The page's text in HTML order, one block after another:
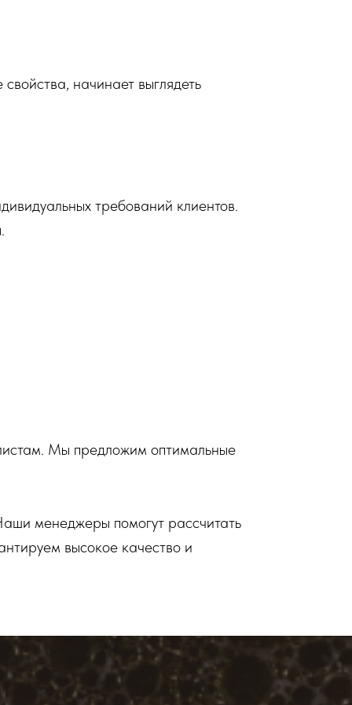
начинает выглядеть
требований клиентов.
Мы предложим оптимальные
менеджеры помогут рассчитать
высокое качество и